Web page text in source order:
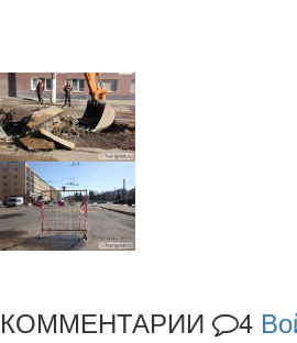
КОММЕНТАРИИ 4